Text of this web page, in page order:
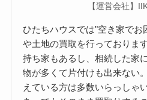
【運営会社】
ひたちハウスでは"空き家でお
や土地の買取を行っておりま
持ち家もあるし、相続した家
物が多くて片付けも出来ない
えている方は多数いらっしゃ